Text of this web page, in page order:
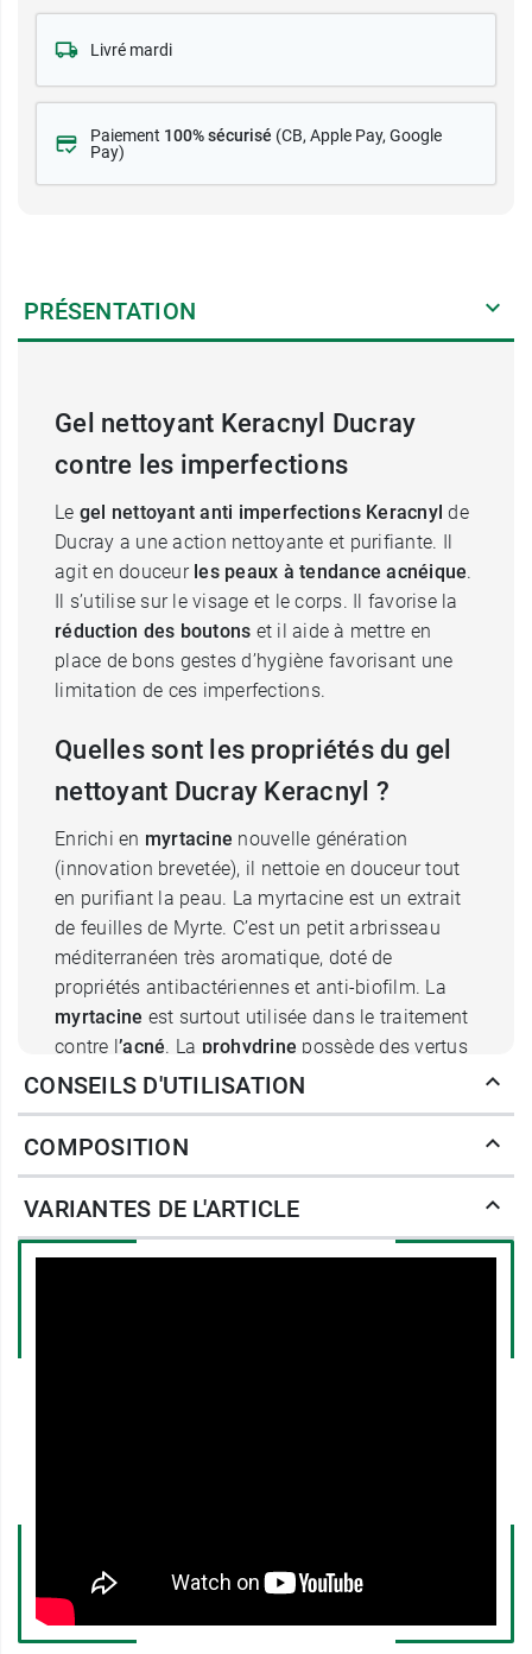
Livré mardi
Paiement 100% sécurisé (CB, Apple Pay, Google
Pay)
PRÉSENTATION
Gel nettoyant Keracnyl Ducray
contre les imperfections
Le gel nettoyant anti imperfections Keracnyl de
Ducray a une action nettoyante et purifiante. Il
agit en douceurles peaux à tendance acnéique.
Il s’utilise sur le visage et le corps. Il favorise la
réduction des boutons et il aide à mettre en
place de bons gestes d’hygiène favorisant une
limitation de ces imperfections.
Quelles sont les propriétés du gel
nettoyant Ducray Keracnyl ?
Enrichi en myrtacine nouvelle génération
(innovation brevetée), il nettoie en douceur tout
en purifiant la peau. La myrtacine est un extrait
de feuilles de Myrte. C’est un petit arbrisseau
méditerranéen très aromatique, doté de
propriétés antibactériennes et anti-biofilm. La
myrtacine est surtout utilisée dans le traitement
contre l’acné. La prohydrine possède des vertus
hydra-protectrices.
Les composants du gel nettoyant Keracnyl
tendance acnéique, de réguler la sécrétion de
sébum et de réduire les imperfections. Il contient
également de l'huile de ricin,un principe actif
Caractéristiques :
pH physiologique.
CONSEILS D'UTILISATION
COMPOSITION
VARIANTES DE L'ARTICLE